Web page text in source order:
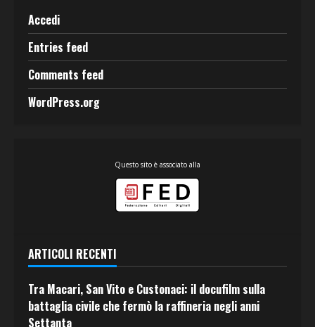
Accedi
Entries feed
Comments feed
WordPress.org
Questo sito è associato alla
ARTICOLI RECENTI
Tra Macari, San Vito e Custonaci: il docufilm sulla
battaglia civile che fermò la raffineria negli anni
Settanta